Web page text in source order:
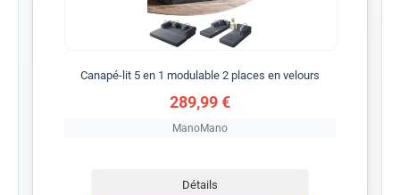
Canapé-lit 5 en 1 modulable 2 places en velours
289,99 €
ManoMano
Détails